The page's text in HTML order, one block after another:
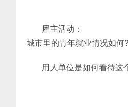
雇主活动：
城市里的青年就业情况如何?
用人单位是如何看待这